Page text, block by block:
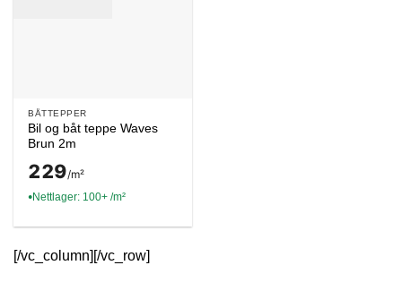
BÅTTEPPER
Bil og båt teppe Waves
Brun 2m
229/m²
● Nettlager: 100+ /m²
[/vc_column][/vc_row]